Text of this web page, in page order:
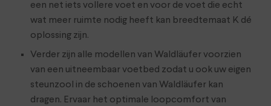
een net iets vollere voet en voor de voet die echt
wat meer ruimte nodig heeft kan breedtemaat K dé
oplossing zijn.
Verder zijn alle modellen van Waldläufer voorzien
van een uitneembaar voetbed zodat u ook uw eigen
steunzool in de schoenen van Waldläufer kan
dragen. Ervaar het optimale loopcomfort van